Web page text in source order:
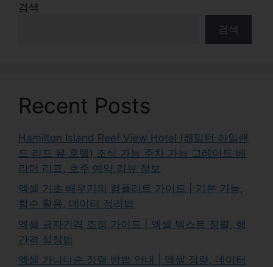
검색
검색
Recent Posts
Hamilton Island Reef View Hotel (해밀턴 아일랜
드 리프 뷰 호텔) 조식 가능 주차 가능 그레이트 배
리어 리프, 호주 예약 리뷰 정보
엑셀 기초 배우기의 컴플리트 가이드 | 기본 기능,
함수 활용, 데이터 정리법
엑셀 글자간격 조정 가이드 | 엑셀 텍스트 정렬, 행
간격 설정법
엑셀 가나다순 정렬 방법 안내 | 엑셀 정렬, 데이터